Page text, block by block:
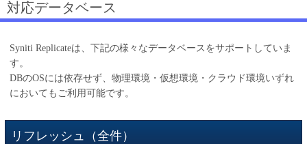
対応データベース
Syniti Replicateは、下記の様々なデータベースをサポートしていま
す。
DBのOSには依存せず、物理環境・仮想環境・クラウド環境いずれ
においてもご利用可能です。
リフレッシュ（全件）